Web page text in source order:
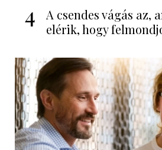
4
A csendes vágás az,
elérik, hogy